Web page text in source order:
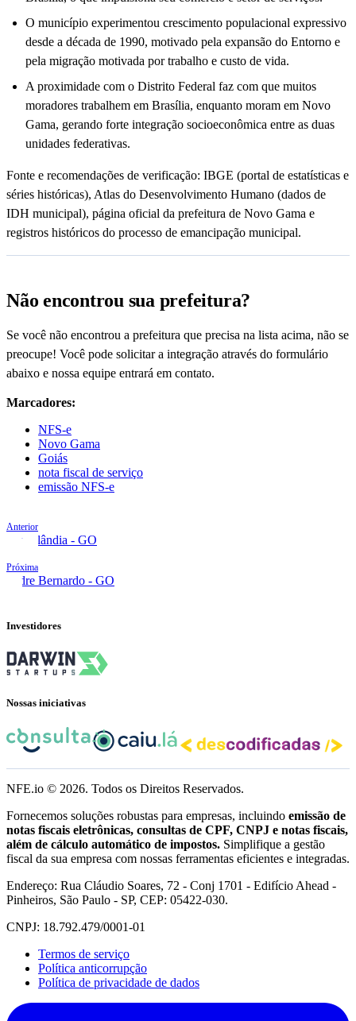
O município experimentou crescimento populacional expressivo
desde a década de 1990, motivado pela expansão do Entorno e
pela migração motivada por trabalho e custo de vida.
A proximidade com o Distrito Federal faz com que muitos
moradores trabalhem em Brasília, enquanto moram em Novo
Gama, gerando forte integração socioeconômica entre as duas
unidades federativas.
Fonte e recomendações de verificação: IBGE (portal de estatísticas e
séries históricas), Atlas do Desenvolvimento Humano (dados de
IDH municipal), página oficial da prefeitura de Novo Gama e
registros históricos do processo de emancipação municipal.
Não encontrou sua prefeitura?
Se você não encontrou a prefeitura que precisa na lista acima, não se
preocupe! Você pode solicitar a integração através do formulário
abaixo e nossa equipe entrará em contato.
Marcadores:
NFS-e
Novo Gama
Goiás
nota fiscal de serviço
emissão NFS-e
Anterior
Niquelândia - GO
Próxima
Padre Bernardo - GO
Investidores
Nossas iniciativas
NFE.io © 2026. Todos os Direitos Reservados.
Fornecemos soluções robustas para empresas, incluindo emissão de
notas fiscais eletrônicas, consultas de CPF, CNPJ e notas fiscais,
além de cálculo automático de impostos. Simplifique a gestão
fiscal da sua empresa com nossas ferramentas eficientes e integradas.
Endereço: Rua Cláudio Soares, 72 - Conj 1701 - Edifício Ahead -
Pinheiros, São Paulo - SP, CEP: 05422-030.
CNPJ: 18.792.479/0001-01
Termos de serviço
Política anticorrupção
Política de privacidade de dados